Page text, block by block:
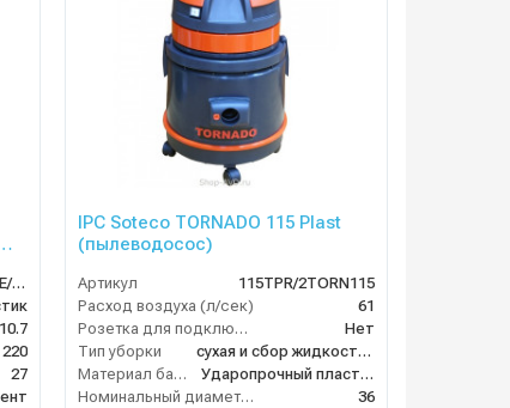
ASDO05239/EUR 515 E/XP
10.7
220
27
IPC Soteco TORNADO 115 Plast
(пылеводосос)
Артикул
115TPR/2TORN115
Расход воздуха (л/сек)
61
Розетка для подключения инструмента
Нет
Тип уборки
сухая и сбор жидкостей
Материал бака
Ударопрочный пластик
Номинальный диаметр принадлежностей (мм)
36